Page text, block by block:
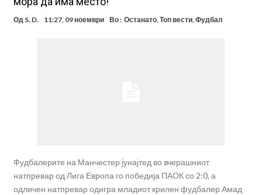
Од S. D. 11:27, 09 ноември Во : Останато, Топ вести, Фудбал
Фудбалерите на Манчестер јунајтед во вчерашниот
натпревар од Лига Европа го победија ПАОК со 2:0, а
одличен натпревар одигра младиот крилен фудбалер Амад